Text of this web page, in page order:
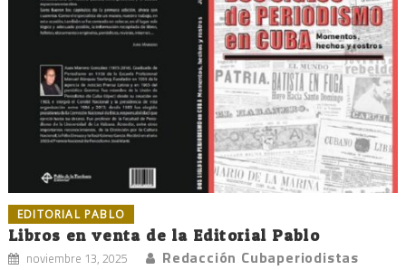
EDITORIAL PABLO
Libros en venta de la Editorial Pablo
noviembre 13, 2025 Redacción Cubaperiodistas